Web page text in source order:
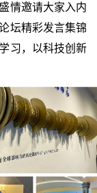
情邀请大家入内
坛精彩发言集锦
习，以科技创新